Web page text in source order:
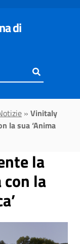
di
» Vinitaly
la sua ‘Anima
la
la